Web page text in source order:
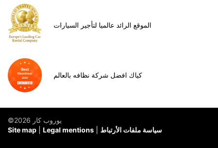
الموقع الرائد عالميا لتأجير السيارات
كياك افضل شركة نظافه بالعالم
©يوروب كار 2026
Site map
Legal mentions سياسة ملفات الأرتباط